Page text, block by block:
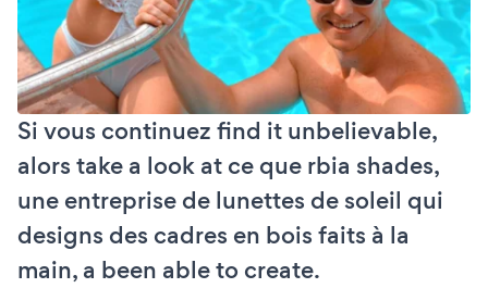
Si vous continuez find it unbelievable,
alors take a look at ce que rbia shades,
une entreprise de lunettes de soleil qui
designs des cadres en bois faits à la
main, a been able to create.